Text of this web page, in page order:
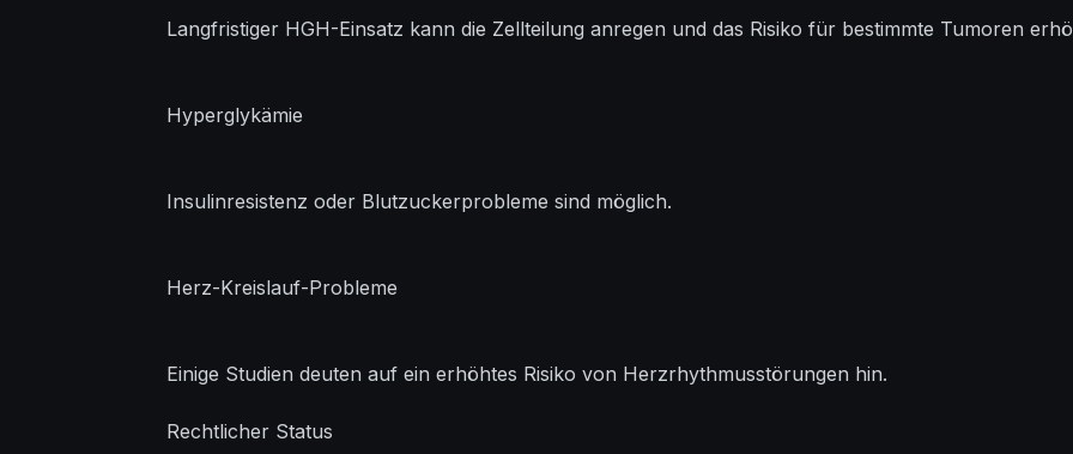
Langfristiger HGH-Einsatz kann die Zellteilung anregen und das Risiko für bestimmte Tumoren
Hyperglykämie
Insulinresistenz oder Blutzuckerprobleme sind möglich.
Herz-Kreislauf-Probleme
Einige Studien deuten auf ein erhöhtes Risiko von Herzrhythmusstörungen hin.
Rechtlicher Status